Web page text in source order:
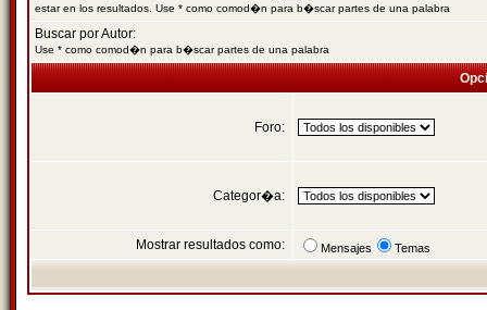
estar en los resultados. Use * como comod�n para b�scar partes de una palabra
Buscar por Autor:
Use * como comod�n para b�scar partes de una palabra
Foro:
Categor�a:
Mostrar resultados como: Mensajes Temas